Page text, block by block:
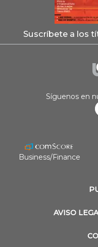
Suscríbete a los
AVISO
Síguenos en
Business/Finance